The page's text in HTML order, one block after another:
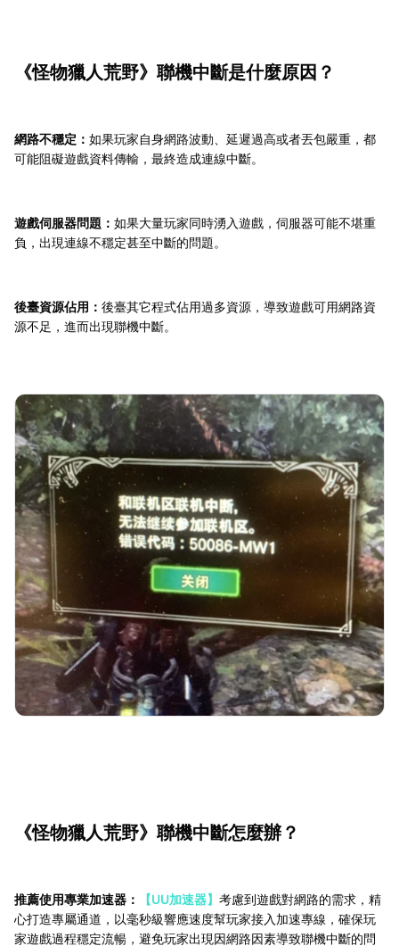
《怪物獵人荒野》聯機中斷是什麼原因？
網路不穩定： 如果玩家自身網路波動、延遲過高或者丟包嚴重，都
可能阻礙遊戲資料傳輸，最終造成連線中斷。
遊戲伺服器問題： 如果大量玩家同時湧入遊戲，伺服器可能不堪重
負，出現連線不穩定甚至中斷的問題。
後臺資源佔用： 後臺其它程式佔用過多資源，導致遊戲可用網路資
源不足，進而出現聯機中斷。
《怪物獵人荒野》聯機中斷怎麼辦？
推薦使用專業加速器： 【UU加速器】 考慮到遊戲對網路的需求，精
心打造專屬通道，以毫秒級響應速度幫玩家接入加速專線，確保玩
家遊戲過程穩定流暢，避免玩家出現因網路因素導致聯機中斷的問